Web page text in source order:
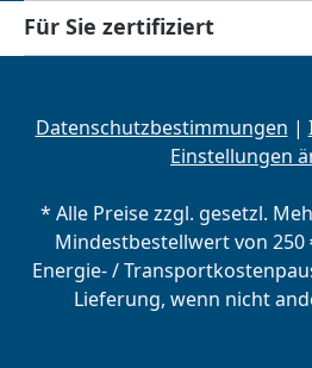
Für Sie zertifiziert
Datenschutzbestimmungen |
Einstellungen
* Alle Preise zzgl. gesetzl.
Mindestbestellwert von 250
Energie- /
Lieferung, wenn nicht